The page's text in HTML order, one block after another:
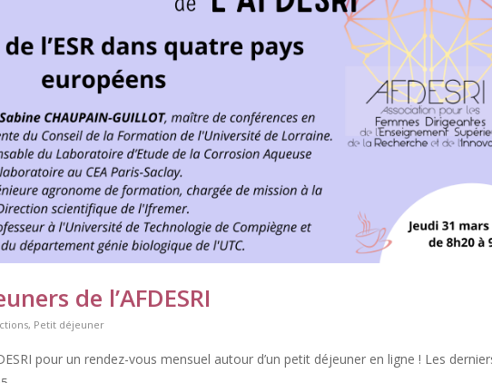
de l’AFDESRI
, Petit déjeuner
pour un rendez-vous mensuel autour d’un petit déjeuner en ligne ! Les